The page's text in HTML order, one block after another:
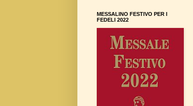
MESSALINO FESTIVO PER I
FEDELI 2022